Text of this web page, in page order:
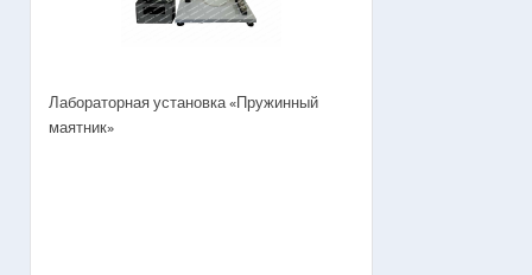
Лабораторная установка «Пружинный
маятник»